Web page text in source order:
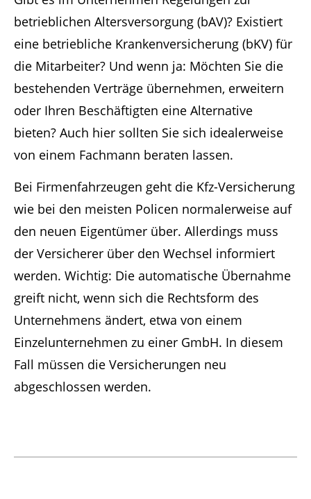
betrieblichen Altersversorgung (bAV)? Existiert
eine betriebliche Krankenversicherung (bKV) für
die Mitarbeiter? Und wenn ja: Möchten Sie die
bestehenden Verträge übernehmen, erweitern
oder Ihren Beschäftigten eine Alternative
bieten? Auch hier sollten Sie sich idealerweise
von einem Fachmann beraten lassen.
Bei Firmenfahrzeugen geht die Kfz-Versicherung
wie bei den meisten Policen normalerweise auf
den neuen Eigentümer über. Allerdings muss
der Versicherer über den Wechsel informiert
werden. Wichtig: Die automatische Übernahme
greift nicht, wenn sich die Rechtsform des
Unternehmens ändert, etwa von einem
Einzelunternehmen zu einer GmbH. In diesem
Fall müssen die Versicherungen neu
abgeschlossen werden.